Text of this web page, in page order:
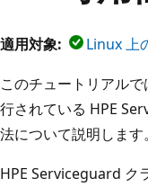
適用対象:
Linux 上
このチュートリアル
行されている HPE
法について説明します。
HPE Serviceguard ク